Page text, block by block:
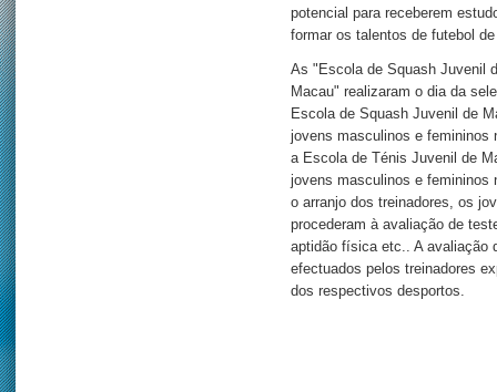
potencial para receberem
formar os talentos de futebol
As "Escola de Squash Juvenil
Macau" realizaram o dia da
Escola de Squash Juvenil de
jovens masculinos e femininos
a Escola de Ténis Juvenil de
jovens masculinos e femininos
o arranjo dos treinadores, os
procederam à avaliação de
aptidão física etc.. A avaliação
efectuados pelos treinadores
dos respectivos desportos.